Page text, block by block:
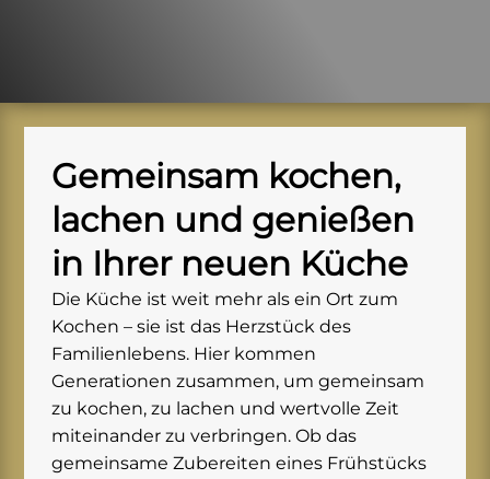
Gemeinsam kochen,
lachen und genießen
in Ihrer neuen Küche
Die Küche ist weit mehr als ein Ort zum
Kochen – sie ist das Herzstück des
Familienlebens. Hier kommen
Generationen zusammen, um gemeinsam
zu kochen, zu lachen und wertvolle Zeit
miteinander zu verbringen. Ob das
gemeinsame Zubereiten eines Frühstücks